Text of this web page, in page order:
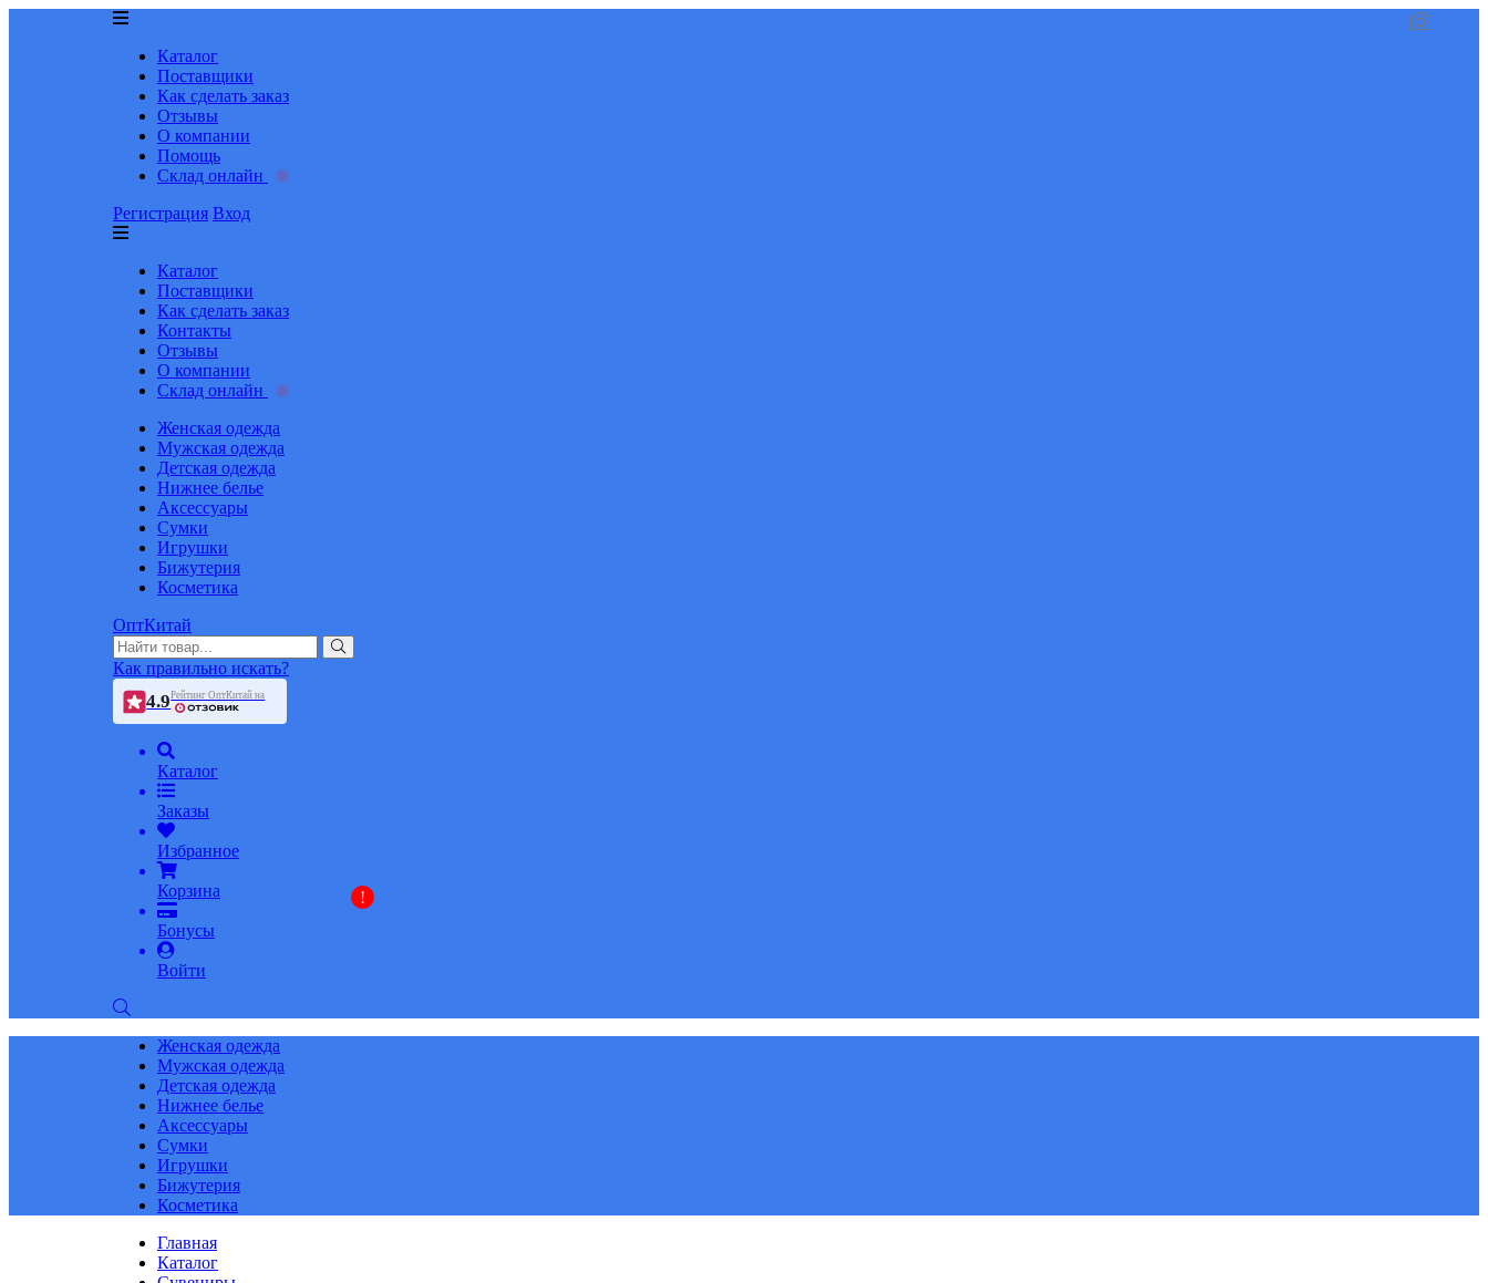
Каталог
Поставщики
Как сделать заказ
Отзывы
О компании
Помощь
Склад онлайн
Регистрация Вход
Каталог
Поставщики
Как сделать заказ
Контакты
Отзывы
О компании
Склад онлайн
Женская одежда
Мужская одежда
Детская одежда
Нижнее белье
Аксессуары
Сумки
Игрушки
Бижутерия
Косметика
ОптКитай
Как правильно искать?
4.9Рейтинг ОптКитай на
Каталог
Заказы
Избранное
Корзина
Бонусы
!
Войти
Женская одежда
Мужская одежда
Детская одежда
Нижнее белье
Аксессуары
Сумки
Игрушки
Бижутерия
Косметика
Главная
Каталог